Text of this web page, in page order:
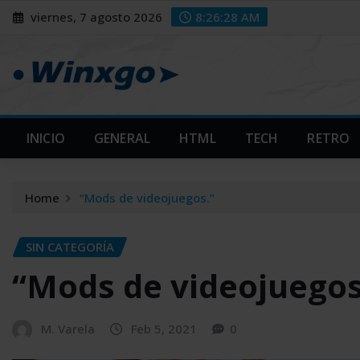
Skip viernes, 7 agosto 2026 8:26:29 AM
INICIO GENERAL HTML TECH RETRO
Home “Mods de videojuegos.”
SIN CATEGORÍA
“Mods de
M. Varela Feb 5, 2021 0
modal-check
modal-check